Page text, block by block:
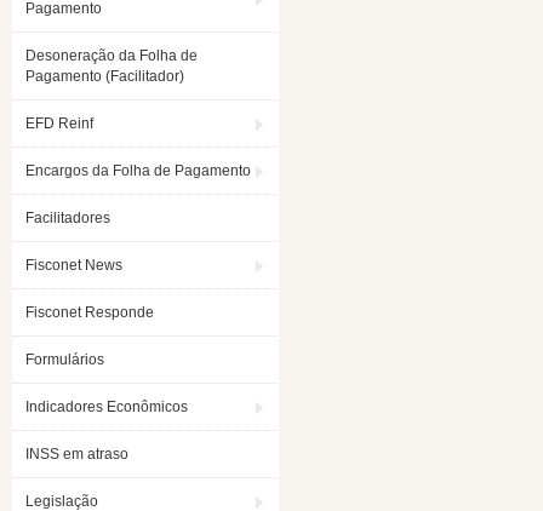
Pagamento
Desoneração da Folha de
Pagamento (Facilitador)
EFD Reinf
Encargos da Folha de Pagamento
Facilitadores
Fisconet News
Fisconet Responde
Formulários
Indicadores Econômicos
INSS em atraso
Legislação